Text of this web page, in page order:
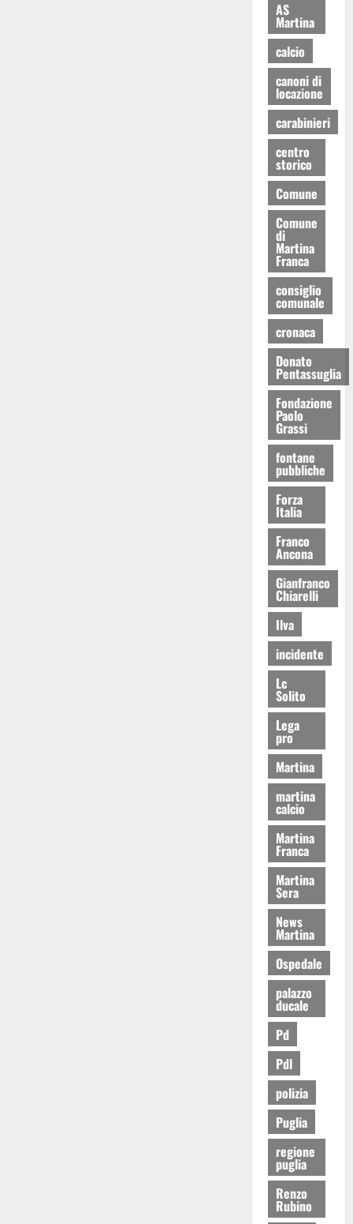
AS
Martina
calcio
canoni di
locazione
carabinieri
centro
storico
Comune
Comune
di
Martina
Franca
consiglio
comunale
cronaca
Donato
Pentassuglia
Fondazione
Paolo
Grassi
fontane
pubbliche
Forza
Italia
Franco
Ancona
Gianfranco
Chiarelli
Ilva
incidente
Lc
Solito
Lega
pro
Martina
martina
calcio
Martina
Franca
Martina
Sera
News
Martina
Ospedale
palazzo
ducale
Pd
Pdl
polizia
Puglia
regione
puglia
Renzo
Rubino